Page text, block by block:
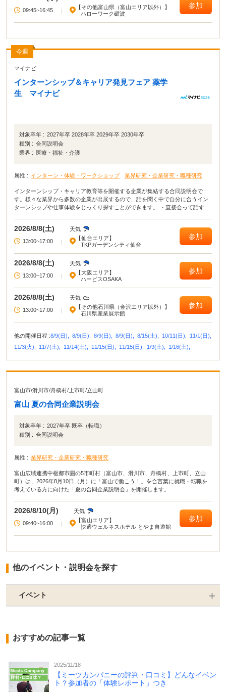
09:45~16:45 |
【その他富山県（富山エリア以外）】
ハローワーク砺波
参加
今週
マイナビ
インターンシップ＆キャリア発見フェア 薬学
生 マイナビ
対象卒年 : 2027年卒 2028年卒 2029年卒 2030年卒
種別 : 合同説明会
業界 :
医療・福祉・介護
属性 : インターン・体験・ワークショップ 業界研究・企業研究・職種研究
インターンシップ・キャリア教育等を開催する企業が集結する合同説明会で
す。様々な業界から多数の企業が出展するので、話を聞く中で自分に合うイン
ターンシップや仕事体験をじっくり探すことができます。 ・直接会って話すこ
る！ ・周囲の学生の雰囲気が分かり意識が高まる！
2026/8/8(土)
天気
13:00~17:00
|
【仙台エリア】
TKPガーデンシティ仙台
参加
2026/8/8(土)
天気
13:00~17:00
|
【大阪エリア】
ハービスOSAKA
参加
2026/8/8(土)
天気
13:00~17:00
|
【その他石川県（金沢エリア以外）】
石川県産業展示館
参加
他の開催日程 :8/9(日), 8/9(日), 8/9(日), 8/9(日), 8/15(土), 10/11(日),
11/1(日),
11/3(火),
11/7(土), 11/14(土), 11/15(日), 11/15(日), 1/9(土), 1/16(土),
富山市/滑川市/舟橋村/ 上市町 /立山町
富山 夏の合同企業説明会
対象卒年 : 2027年卒 既卒（転職）
種別 : 合同説明会
属性 : 業界研究・企業研究・職種研究
富山広域連携中枢都市圏の5市町村（富山市、滑川市、舟橋村、上市町、立山
町）は、2026年8月10日（月）に「富山で働こう！」を合言葉に就職・転職を
考えている方に向けた「夏の合同企業説明会」を開催します。
2026/8/10(月)
天気
09:40~16:00
|
【富山エリア】
快適ウェルネスホテル とやま自遊館
参加
他のイベント・説明会を探す
イベント
おすすめの記事一覧
2025/11/18
【ミーツカンパニーの評判・口コミ】どんなイベン
ト？参加者の「体験レポート」つき